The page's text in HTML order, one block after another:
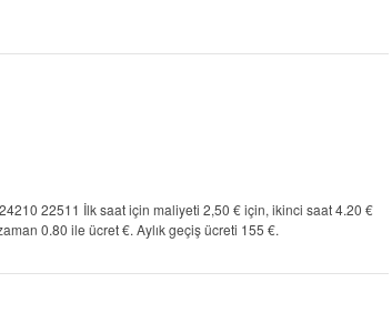
22511 İlk saat için maliyeti 2,50 € için, ikinci saat 4.20 €
0.80 ile ücret €. Aylık geçiş ücreti 155 €.